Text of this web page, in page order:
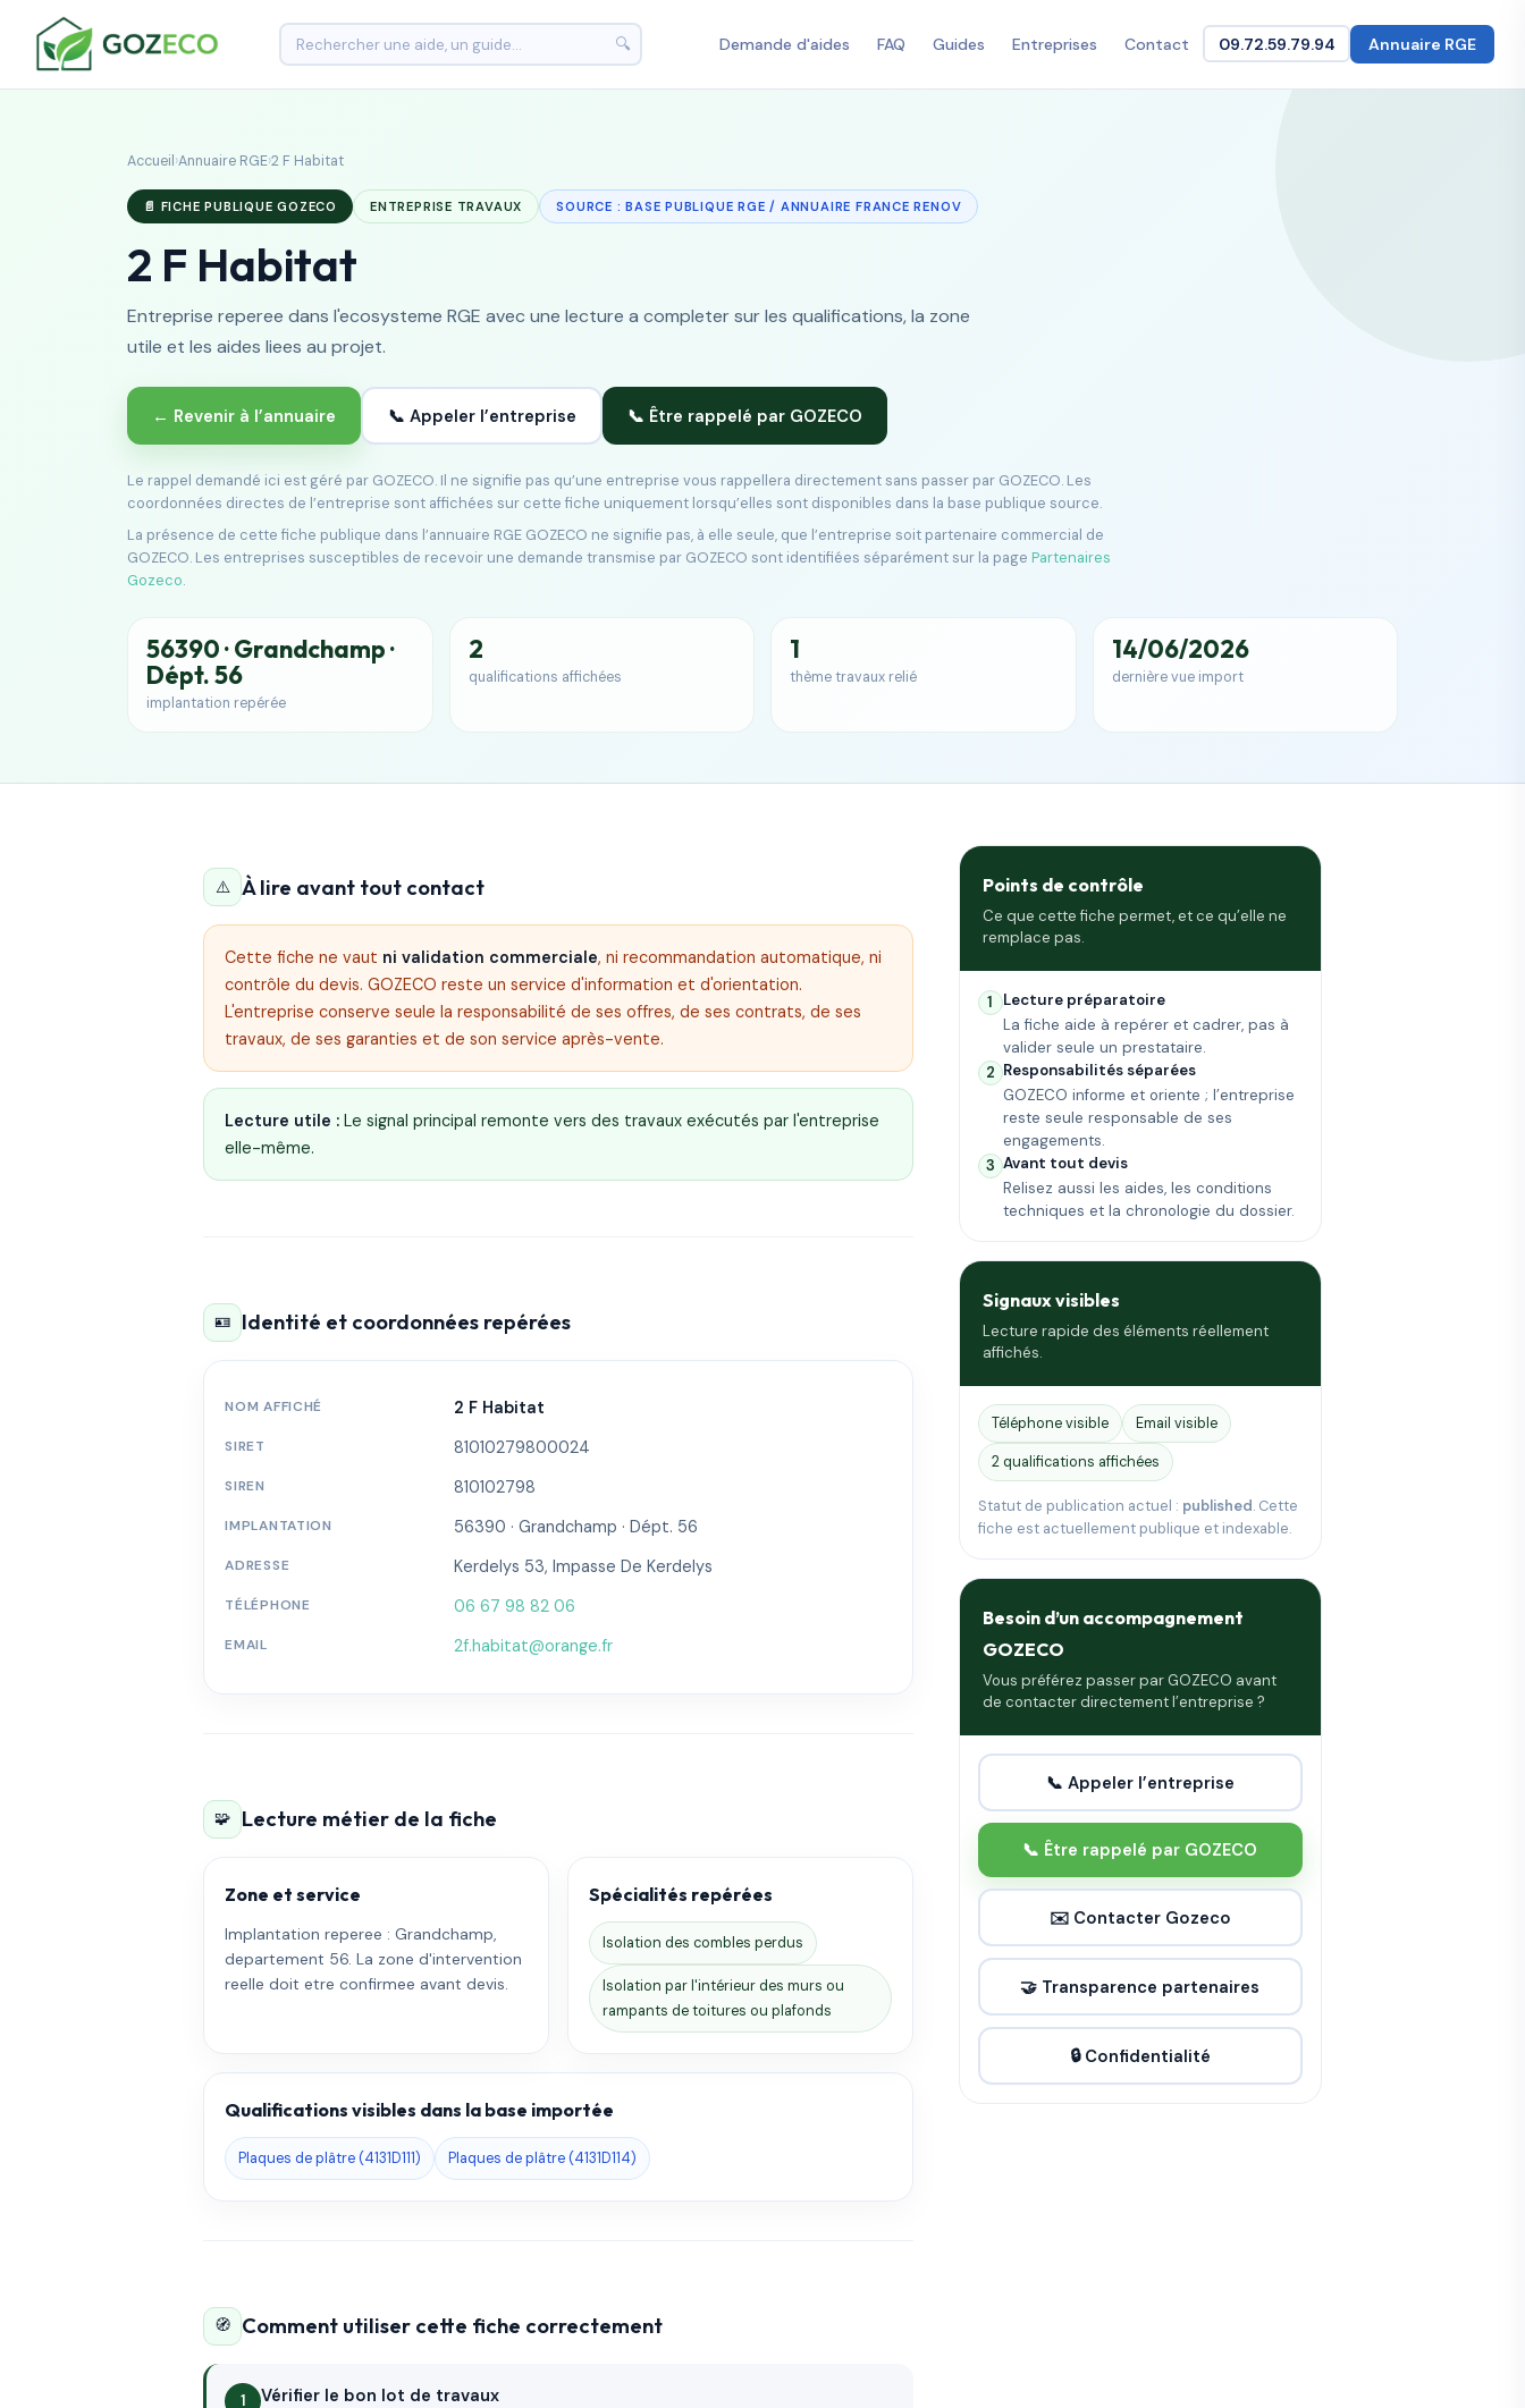
🔍 Demande d'aides FAQ Guides Entreprises Contact 09.72.59.79.94 Annuaire RGE
Accueil ›Annuaire RGE›2 F Habitat
📄 FICHE PUBLIQUE GOZECO ENTREPRISE TRAVAUX SOURCE : BASE PUBLIQUE RGE / ANNUAIRE FRANCE RENOV
2 F Habitat
Entreprise reperee dans l'ecosysteme RGE avec une lecture a completer sur les qualifications, la zone
utile et les aides liees au projet.
← Revenir à l’annuaire 📞 Appeler l’entreprise 📞 Être rappelé par GOZECO
Le rappel demandé ici est géré par GOZECO. Il ne signifie pas qu’une entreprise vous rappellera directement sans passer par GOZECO. Les
coordonnées directes de l’entreprise sont affichées sur cette fiche uniquement lorsqu’elles sont disponibles dans la base publique source.
La présence de cette fiche publique dans l’annuaire RGE GOZECO ne signifie pas, à elle seule, que l’entreprise soit partenaire commercial de
GOZECO. Les entreprises susceptibles de recevoir une demande transmise par GOZECO sont identifiées séparément sur la page Partenaires
Gozeco.
56390 · Grandchamp ·
Dépt. 56
implantation repérée
2
qualifications affichées
1
thème travaux relié
14/06/2026
dernière vue import
⚠️ À lire avant tout contact
Cette fiche ne vaut ni validation commerciale, ni recommandation automatique, ni
contrôle du devis. GOZECO reste un service d'information et d'orientation.
L'entreprise conserve seule la responsabilité de ses offres, de ses contrats, de ses
travaux, de ses garanties et de son service après-vente.
Lecture utile : Le signal principal remonte vers des travaux exécutés par l'entreprise
elle-même.
🪪 Identité et coordonnées repérées
NOM AFFICHÉ 2 F Habitat
SIRET 81010279800024
SIREN 810102798
IMPLANTATION 56390 · Grandchamp · Dépt. 56
ADRESSE Kerdelys 53, Impasse De Kerdelys
TÉLÉPHONE 06 67 98 82 06
EMAIL 2f.habitat@orange.fr
🧩 Lecture métier de la fiche
Zone et service
Implantation reperee : Grandchamp,
departement 56. La zone d'intervention
reelle doit etre confirmee avant devis.
Spécialités repérées
Isolation des combles perdus
Isolation par l'intérieur des murs ou
rampants de toitures ou plafonds
Qualifications visibles dans la base importée
Plaques de plâtre (4131D111) Plaques de plâtre (4131D114)
🧭 Comment utiliser cette fiche correctement
Vérifier le bon lot de travaux
Points de contrôle
Ce que cette fiche permet, et ce qu’elle ne
remplace pas.
1 Lecture préparatoire
La fiche aide à repérer et cadrer, pas à
valider seule un prestataire.
2 Responsabilités séparées
GOZECO informe et oriente ; l’entreprise
reste seule responsable de ses
engagements.
3 Avant tout devis
Relisez aussi les aides, les conditions
techniques et la chronologie du dossier.
Signaux visibles
Lecture rapide des éléments réellement
affichés.
Téléphone visible
Email visible
2 qualifications affichées
Statut de publication actuel : published. Cette
fiche est actuellement publique et indexable.
Besoin d’un accompagnement
GOZECO
Vous préférez passer par GOZECO avant
de contacter directement l’entreprise ?
📞 Appeler l’entreprise
📞 Être rappelé par GOZECO
✉️ Contacter Gozeco
🤝 Transparence partenaires
🔒 Confidentialité